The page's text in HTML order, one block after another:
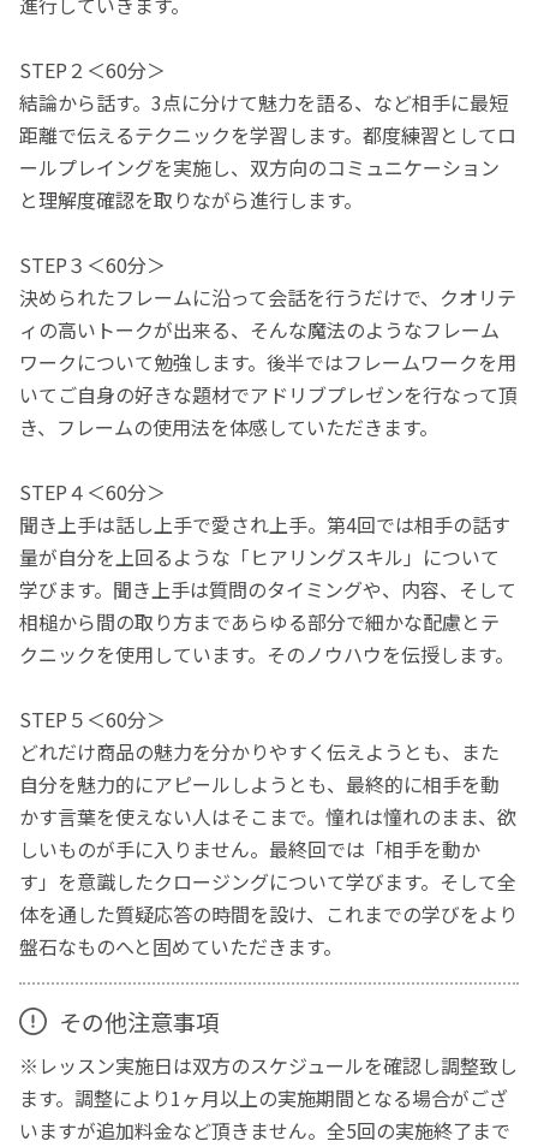
STEP２＜60分＞
結論から話す。3点に分けて魅力を語る、など相手に最短
距離で伝えるテクニックを学習します。都度練習としてロ
ールプレイングを実施し、双方向のコミュニケーション
と理解度確認を取りながら進行します。
STEP３＜60分＞
決められたフレームに沿って会話を行うだけで、クオリテ
ィの高いトークが出来る、そんな魔法のようなフレーム
ワークについて勉強します。後半ではフレームワークを用
いてご自身の好きな題材でアドリブプレゼンを行なって頂
き、フレームの使用法を体感していただきます。
STEP４＜60分＞
聞き上手は話し上手で愛され上手。第4回では相手の話す
量が自分を上回るような「ヒアリングスキル」について
学びます。聞き上手は質問のタイミングや、内容、そして
相槌から間の取り方まであらゆる部分で細かな配慮とテ
クニックを使用しています。そのノウハウを伝授します。
STEP５＜60分＞
どれだけ商品の魅力を分かりやすく伝えようとも、また
自分を魅力的にアピールしようとも、最終的に相手を動
かす言葉を使えない人はそこまで。憧れは憧れのまま、欲
しいものが手に入りません。最終回では「相手を動か
す」を意識したクロージングについて学びます。そして全
体を通した質疑応答の時間を設け、これまでの学びをより
盤石なものへと固めていただきます。
その他注意事項
※レッスン実施日は双方のスケジュールを確認し調整致し
ます。調整により1ヶ月以上の実施期間となる場合がござ
いますが追加料金など頂きません。全5回の実施終了まで